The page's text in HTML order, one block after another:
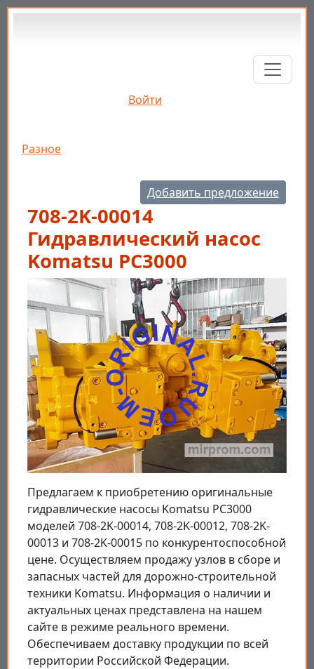
Перейти к основному содержанию
Войти
Строка навигации
Разное
Добавить предложение
708-2K-00014
Гидравлический насос
Komatsu PC3000
Предлагаем к приобретению оригинальные
гидравлические насосы Komatsu PC3000
моделей 708-2K-00014, 708-2K-00012, 708-2K-
00013 и 708-2K-00015 по конкурентоспособной
цене. Осуществляем продажу узлов в сборе и
запасных частей для дорожно-строительной
техники Komatsu. Информация о наличии и
актуальных ценах представлена на нашем
сайте в режиме реального времени.
Обеспечиваем доставку продукции по всей
территории Российской Федерации.